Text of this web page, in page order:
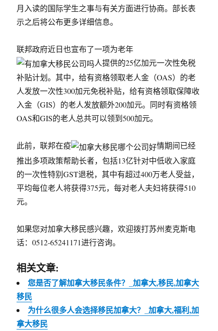
月入读的国际学生之事与有关方面进行协商。部长表
示之后将公布更多详细信息。
联邦政府近日也宣布了一项为老年
人提供的25亿加元一次性免税
补贴计划。其中，给有资格领取老人金（OAS）的老
人发放一次性300加元免税补贴，给有资格领取保障收
入金（GIS）的老人发放额外200加元。同时有资格领
OAS和GIS的老人总共可以领到500加元。
此前，联邦在疫
情期间已经
推出多项政策帮助长者，包括13亿针对中低收入家庭
的一次性特别GST退税，其中有超过400万老人受益，
平均每位老人将获得375元，每对老人夫妇将获得510
元。
如果您对加拿大移民感兴趣，欢迎拨打苏州麦克斯电
话：0512-65241171进行咨询。
相关文章:
您是否了解加拿大移民条件？_加拿大,移民,加拿大
移民
为什么很多人会选择移民加拿大？_加拿大,福利,加
拿大移民